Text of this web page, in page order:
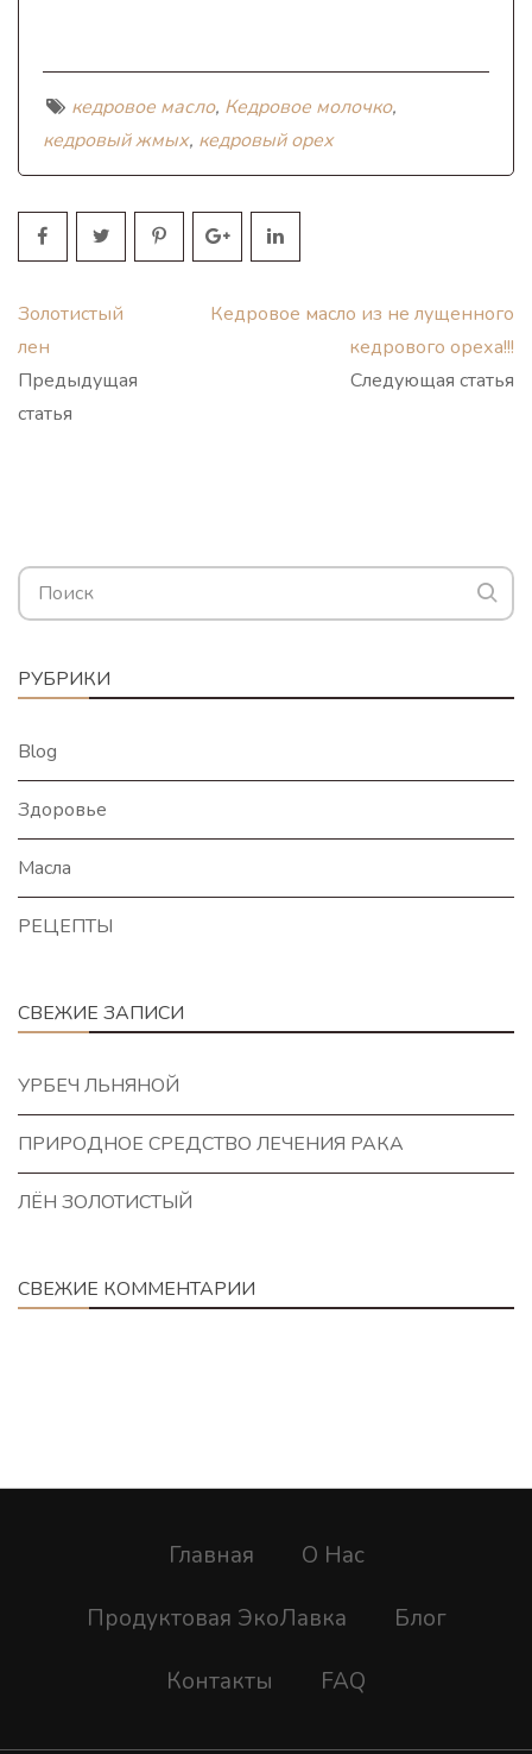
кедровое масло, Кедровое молочко,
кедровый жмых, кедровый орех
Золотистый
лен
Предыдущая
статья
Кедровое масло из не лущенного
кедрового ореха!!!
Следующая статья
РУБРИКИ
Blog
Здоровье
Масла
РЕЦЕПТЫ
СВЕЖИЕ ЗАПИСИ
УРБЕЧ ЛЬНЯНОЙ
ПРИРОДНОЕ СРЕДСТВО ЛЕЧЕНИЯ РАКА
ЛЁН ЗОЛОТИСТЫЙ
СВЕЖИЕ КОММЕНТАРИИ
Главная О Нас
Продуктовая ЭкоЛавка Блог
Контакты FAQ